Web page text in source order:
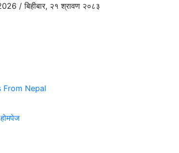
/बिहीबार, २१ श्रावण २०८३
होमपेज